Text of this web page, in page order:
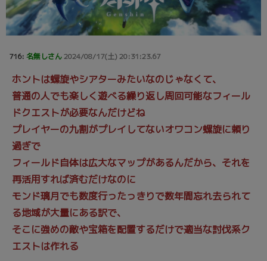
716: 名無しさん2024/08/17(土) 20:31:23.67
ホントは螺旋やシアターみたいなのじゃなくて、
普通の人でも楽しく遊べる繰り返し周回可能なフィール
ドクエストが必要なんだけどね
プレイヤーの九割がプレイしてないオワコン螺旋に頼り
過ぎで
フィールド自体は広大なマップがあるんだから、それを
再活用すれば済むだけなのに
モンド璃月でも数度行ったっきりで数年間忘れ去られて
る地域が大量にある訳で、
そこに強めの敵や宝箱を配置するだけで適当な討伐系ク
エストは作れる